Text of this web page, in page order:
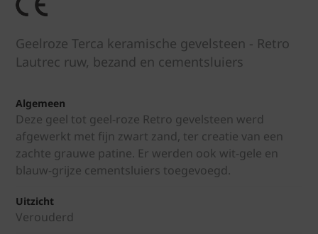
Geelroze Terca keramische gevelsteen - Retro
Lautrec ruw, bezand en cementsluiers
Algemeen
Deze geel tot geel-roze Retro gevelsteen werd
afgewerkt met fijn zwart zand, ter creatie van een
zachte grauwe patine. Er werden ook wit-gele en
blauw-grijze cementsluiers toegevoegd.
Uitzicht
Verouderd